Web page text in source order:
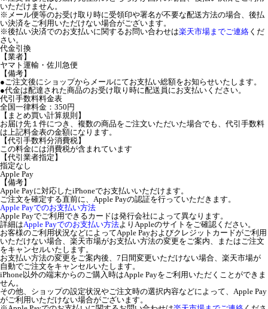
いただけません。
※メール便等のお受け取り時に受領印や署名が不要な配送方法の場合、後払
い決済をご利用いただけない場合がございます。
※後払い決済でのお支払いに関するお問い合わせは楽天市場までご連絡 くだ
さい。
代金引換
【業者】
ヤマト運輸・佐川急便
【備考】
●ご注文後にショップからメールにてお支払い総額をお知らせいたします。
●代金は配達された商品のお受け取り時に配送員にお支払いください。
代引手数料料金表
全国一律料金：350円
【まとめ買い計算規則】
お届け先１件につき、複数の商品をご注文いただいた場合でも、代引手数料
は上記料金表の金額になります。
【代引手数料分消費税】
この料金には消費税が含まれています
【代引業者指定】
指定なし
Apple Pay
【備考】
Apple Payに対応したiPhoneでお支払いいただけます。
ご注文を確定する直前に、Apple Payの認証を行っていただきます。
Apple Payでのお支払い方法
Apple Payでご利用できるカードは発行会社によって異なります。
詳細はApple Payでのお支払い方法よりAppleのサイトをご確認ください。
お客様のご利用状況などによってApple Payおよびクレジットカードがご利用
いただけない場合、楽天市場がお支払い方法の変更をご案内、またはご注文
をキャンセルいたします。
お支払い方法の変更をご案内後、7日間変更いただけない場合、楽天市場が
自動でご注文をキャンセルいたします。
iPhone以外の端末からのご購入時はApple Payをご利用いただくことができま
せん。
その他、ショップの設定状況やご注文時の選択内容などによって、Apple Pay
がご利用いただけない場合がございます。